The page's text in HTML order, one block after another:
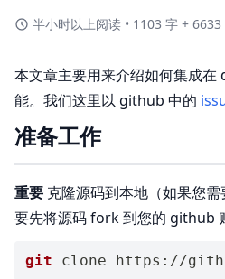
半小时以上阅读 • 1103 字 + 6633
本文章主要用来介绍如何集成在
能。我们这里以 github 中的
准备工作
重要 克隆源码到本地（如果您
要先将源码 fork 到您的 github
git clone https://